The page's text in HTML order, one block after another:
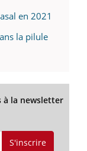
en 2021
la pilule
à la newsletter
S'inscrire